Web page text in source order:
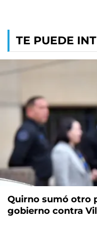
TE PUEDE
Quirno sumó otro
gobierno contra